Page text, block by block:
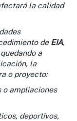
la calidad
de EIA,
a
la
o proyecto:
o ampliaciones
deportivos,